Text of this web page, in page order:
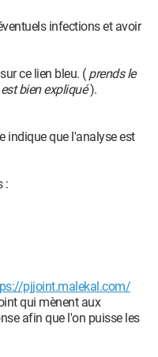
infections et avoir
ce lien bleu. ( prends le
bien expliqué).
indique que l'analyse est
:
pjjoint.malekal.com/
qui mènent aux
afin que l'on puisse les